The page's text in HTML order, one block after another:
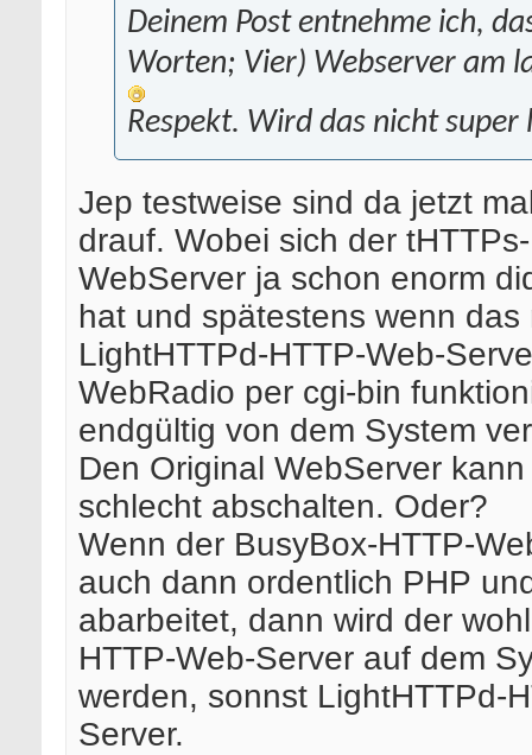
Deinem Post entnehme ich,
Worten; Vier) Webserver am
Respekt. Wird das nicht super
Jep testweise sind da jetzt
drauf. Wobei sich der
WebServer ja schon enorm
hat und spätestens wenn das
LightHTTPd-HTTP-Web-
WebRadio per cgi-bin
endgültig von dem System
Den Original WebServer
schlecht abschalten. Oder?
Wenn der BusyBox-HTTP-
auch dann ordentlich PHP
abarbeitet, dann wird der
HTTP-Web-Server auf dem
werden, sonnst LightHTTPd-
Server.